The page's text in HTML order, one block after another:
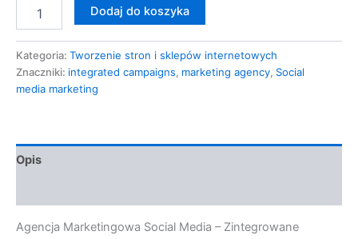
Dodaj do koszyka
Kategoria: Tworzenie stron i sklepów internetowych
Znaczniki: integrated campaigns, marketing agency, Social
media marketing
Opis
Agencja Marketingowa Social Media – Zintegrowane